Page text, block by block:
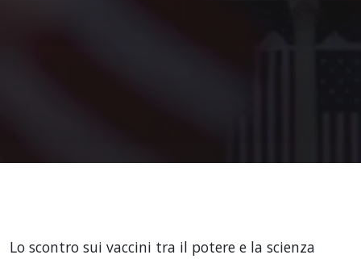
Lo scontro sui vaccini tra il potere e la scienza